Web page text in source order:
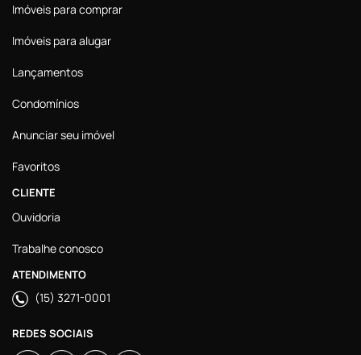
Imóveis para comprar
Imóveis para alugar
Lançamentos
Condomínios
Anunciar seu imóvel
Favoritos
CLIENTE
Ouvidoria
Trabalhe conosco
ATENDIMENTO
(15) 3271-0001
REDES SOCIAIS